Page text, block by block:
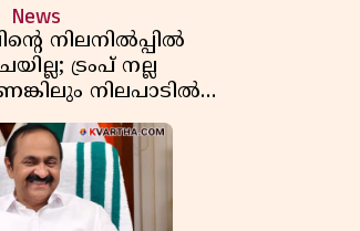
News
നിലനിൽപ്പിൽ
ട്രംപ് നല്ല
നിലപാടിൽ
നെതന്യാഹു; ഹോർമുസ്
ഒമാൻ ധാരണ,
യുഎസ് ഭീഷണി